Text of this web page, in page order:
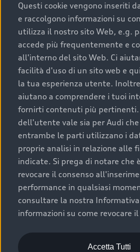
chilometraggio: un valore
uno stato migliore del veicolo e
durata nel tempo;
cronologia dei tagliandi: una
completa della vettura certifica
costante e accurata;
condizioni della carrozzeria e
buona conservazione evidenzia
precedente proprietario;
efficienza meccanica: motore,
componenti principali in
prestazioni affidabili e sicure.
Acquistare un’auto usata in una
Audi che offre l’usato garantito
Scelta :plus, significa affidarsi ad
sottoposto a 110 controlli
garanzia fino a 4 anni per una
acquisto.
Questi cookie vengono inseriti
e raccolgono informazioni su
utilizza il nostro sito Web, e.g.
accede più frequentemente e
all'interno del sito Web. Ci
facilità d'uso di un sito web e
la tua esperienza utente.
aiutano a comprendere i tuoi
fornirti contenuti più pertinenti.
dell'utente vale sia per Audi
entrambe le parti utilizzano i
proprie analisi in relazione alle
indicate. Si prega di notare che
revocare il consenso
performance in qualsiasi
consultare la nostra
informazioni su come revocare
Accetta Tutti